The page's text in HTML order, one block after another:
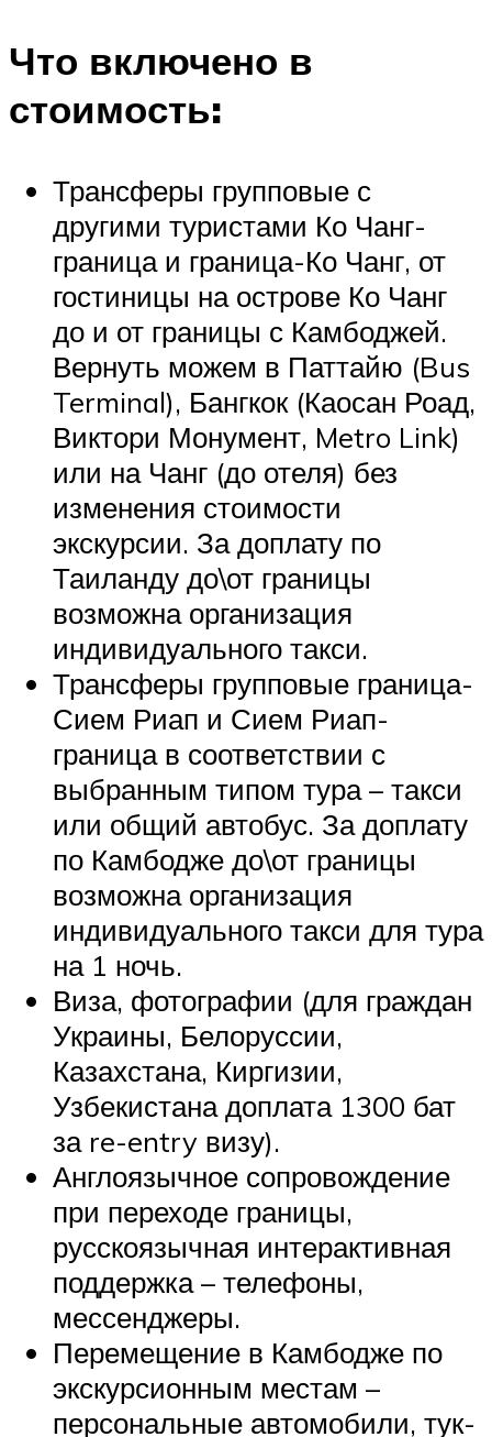
Что включено в
стоимость:
Трансферы групповые с
другими туристами Ко Чанг-
граница и граница-Ко Чанг, от
гостиницы на острове Ко Чанг
до и от границы с Камбоджей.
Вернуть можем в Паттайю (Bus
Terminal), Бангкок (Каосан Роад,
Виктори Монумент, Metro Link)
или на Чанг (до отеля) без
изменения стоимости
экскурсии. За доплату по
Таиланду до\от границы
возможна организация
индивидуального такси.
Трансферы групповые граница-
Сием Риап и Сием Риап-
граница в соответствии с
выбранным типом тура – такси
или общий автобус. За доплату
по Камбодже до\от границы
возможна организация
индивидуального такси для тура
на 1 ночь.
Виза, фотографии (для граждан
Украины, Белоруссии,
Казахстана, Киргизии,
Узбекистана доплата 1300 бат
за re-entry визу).
Англоязычное сопровождение
при переходе границы,
русскоязычная интерактивная
поддержка – телефоны,
мессенджеры.
Перемещение в Камбодже по
экскурсионным местам –
персональные автомобили, тук-